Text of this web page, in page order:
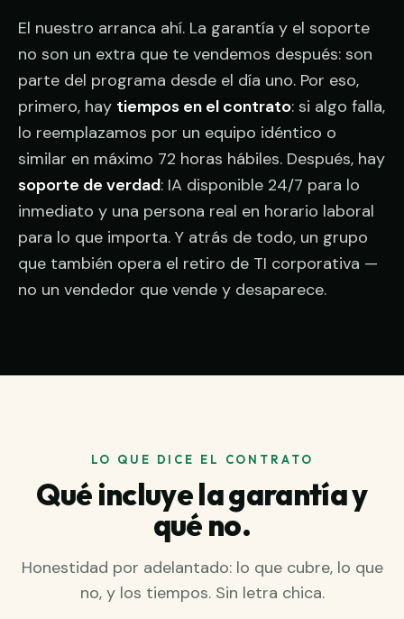
El nuestro arranca ahí. La garantía y el soporte
no son un extra que te vendemos después: son
parte del programa desde el día uno. Por eso,
primero, hay tiempos en el contrato: si algo falla,
lo reemplazamos por un equipo idéntico o
similar en máximo 72 horas hábiles. Después, hay
soporte de verdad: IA disponible 24/7 para lo
inmediato y una persona real en horario laboral
para lo que importa. Y atrás de todo, un grupo
que también opera el retiro de TI corporativa —
no un vendedor que vende y desaparece.
LO QUE DICE EL CONTRATO
Qué incluye la garantía y
qué no.
Honestidad por adelantado: lo que cubre, lo que
no, y los tiempos. Sin letra chica.